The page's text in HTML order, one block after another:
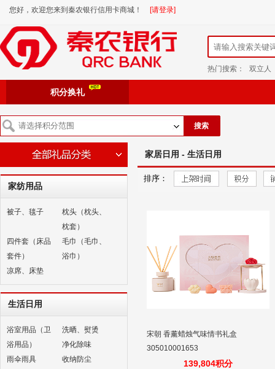
您好，欢迎您来到秦农银行信用卡商城！ [请登录]
热门搜索： 双立人
积分换礼
搜索
家纺用品
被子、毯子
枕头（枕头、
枕套）
四件套（床品
套件）
毛巾（毛巾、
浴巾）
凉席、床垫
生活日用
浴室用品（卫
浴用品）
洗晒、熨烫
净化除味
雨伞雨具
收纳防尘
家居日用 - 生活日用
排序：
宋朝 香薰蜡烛气味情书礼盒
305010001653
139,804积分